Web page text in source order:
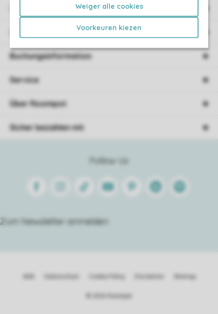
Weiger alle cookies
Voorkeuren kiezen
Follow Us
FacebookInstagram
Tiktok Youtube PinterestLinkedinSpotify
Zum Newsletter anmelden
Buchungsinformation
Service
Über Roompot
Sicher bezahlen mit